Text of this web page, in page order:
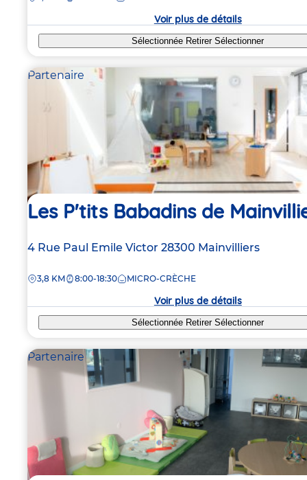
Voir plus de détails
Sélectionnée RetirerSélectionner
Partenaire
Les P'tits Babadins de
Adresse
la
4 Rue Paul Emile Victor 28300 Mainvilliers
DISTANCE
3,8 KM 8:00-18:30 MICRO-CRÈCHE
Voir plus de détails
Sélectionnée RetirerSélectionner
Partenaire